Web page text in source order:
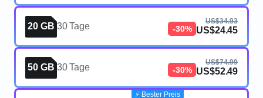
20 GB 30 Tage -30%
US$34.93
US$24.45
50 GB 30 Tage -30%
US$74.99
US$52.49
⚡️ Bester Preis